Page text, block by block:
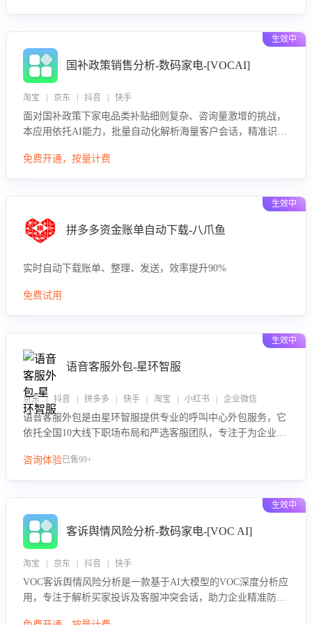
生效中
国补政策销售分析-数码家电-[VOCAI]
淘宝 | 京东 | 抖音 | 快手
面对国补政策下家电品类补贴细则复杂、咨询量激增的挑战，
本应用依托AI能力，批量自动化解析海量客户会话，精准识别
向，深度洞察决策动因。同时全面评估客服团队政策解读准确
免费开通，按量计费
生效中
拼多多资金账单自动下载-八爪鱼
实时自动下载账单、整理、发送，效率提升90%
免费试用
生效中
语音客服外包-星环智服
京东 | 抖音 | 拼多多 | 快手 | 淘宝 | 小红书 | 企业微信
语音客服外包是由星环智服提供专业的呼叫中心外包服务，它
依托全国10大线下职场布局和严选客服团队，专注于为企业提
队和智能工具提升语音客服服务效率和质量，帮助企业实现降
咨询体验已售99+
生效中
客诉舆情风险分析-数码家电-[VOC AI]
淘宝 | 京东 | 抖音 | 快手
VOC客诉舆情风险分析是一款基于AI大模型的VOC深度分析应
用，专注于解析买家投诉及客服冲突会话，助力企业精准防控